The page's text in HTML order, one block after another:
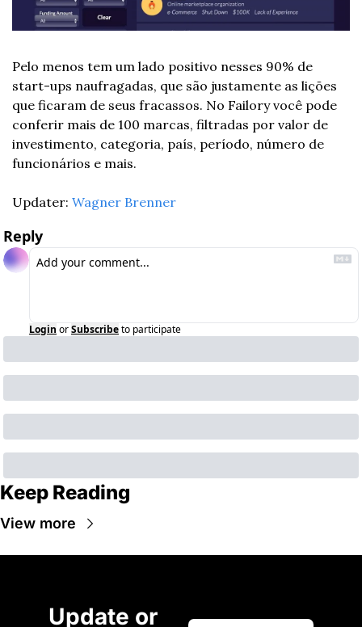
Pelo menos tem um lado positivo nesses 90% de
start-ups naufragadas, que são justamente as lições
que ficaram de seus fracassos. No Failory você pode
conferir mais de 100 marcas, filtradas por valor de
investimento, categoria, país, período, número de
funcionários e mais.
Updater: Wagner Brenner
Reply
Login orSubscribeto participate
Keep Reading
View more
Update or